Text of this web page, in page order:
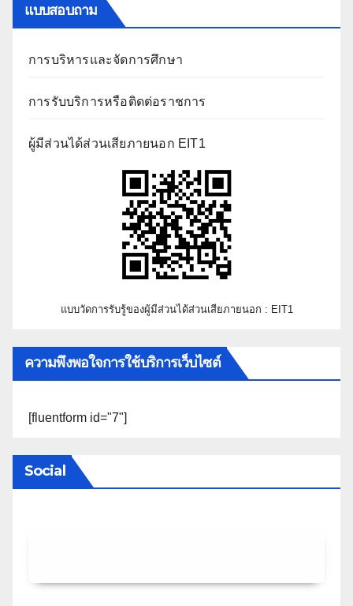
แบบสอบถาม
การบริหารและจัดการศึกษา
การรับบริการหรือติดต่อราชการ
ผู้มีส่วนได้ส่วนเสียภายนอก EIT1
แบบวัดการรับรู้ของผู้มีส่วนได้ส่วนเสียภายนอก : EIT1
ความพึงพอใจการใช้บริการเว็บไซต์
[fluentform id="7"]
Social